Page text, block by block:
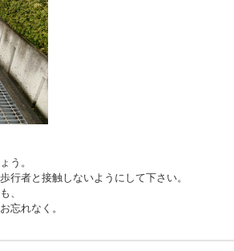
う。
行者と接触しないようにして下さい。
、
忘れなく。